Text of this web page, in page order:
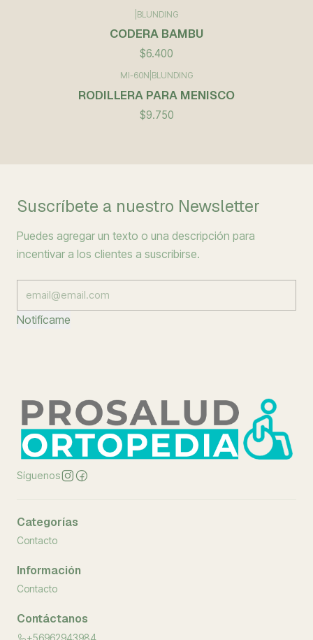
BLUNDING
CODERA BAMBU
$6.400
MI-60N BLUNDING
RODILLERA PARA MENISCO
$9.750
Suscríbete a nuestro Newsletter
Puedes agregar un texto o una descripción para
incentivar a los clientes a suscribirse.
Notifícame
Síguenos
Categorías
Contacto
Información
Contacto
Contáctanos
+56962943984